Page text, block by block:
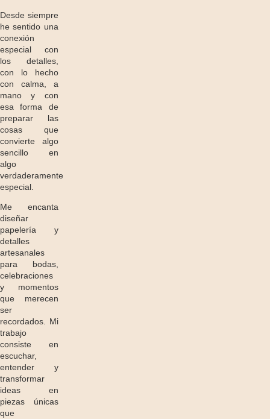
Desde siempre
he sentido una
conexión
especial con
los detalles,
con lo hecho
con calma, a
mano y con
esa forma de
preparar las
cosas que
convierte algo
sencillo en
algo
verdaderamente
especial.
Me encanta
diseñar
papelería y
detalles
artesanales
para bodas,
celebraciones
y momentos
que merecen
ser
recordados. Mi
trabajo
consiste en
escuchar,
entender y
transformar
ideas en
piezas únicas
que